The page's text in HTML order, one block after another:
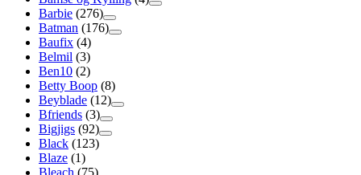
Barbie (276)
Batman (176)
Baufix (4)
Belmil (3)
Ben10 (2)
Betty Boop (8)
Beyblade (12)
Bfriends (3)
Bigjigs (92)
Black (123)
Blaze (1)
Bleach (75)